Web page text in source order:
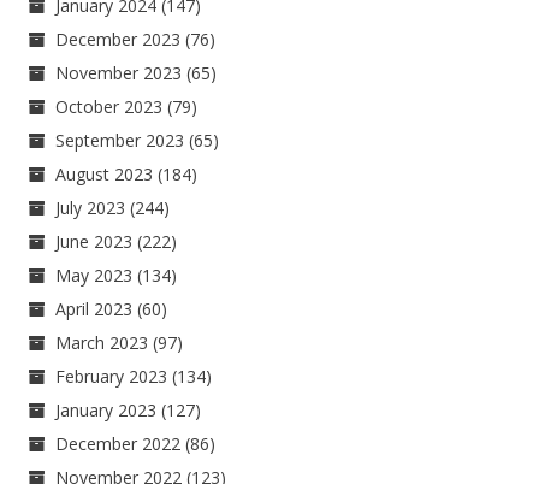
January 2024 (147)
December 2023 (76)
November 2023 (65)
October 2023 (79)
September 2023 (65)
August 2023 (184)
July 2023 (244)
June 2023 (222)
May 2023 (134)
April 2023 (60)
March 2023 (97)
February 2023 (134)
January 2023 (127)
December 2022 (86)
November 2022 (123)